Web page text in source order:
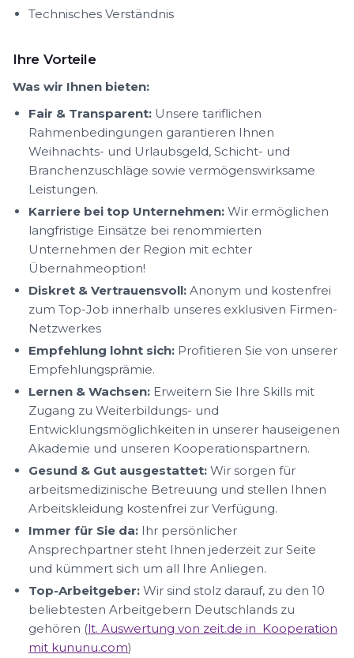
Technisches Verständnis
Ihre Vorteile
Was wir Ihnen bieten:
Fair & Transparent: Unsere tariflichen
Rahmenbedingungen garantieren Ihnen
Weihnachts- und Urlaubsgeld, Schicht- und
Branchenzuschläge sowie vermögenswirksame
Leistungen.
Karriere bei top Unternehmen: Wir ermöglichen
langfristige Einsätze bei renommierten
Unternehmen der Region mit echter
Übernahmeoption!
Diskret & Vertrauensvoll: Anonym und kostenfrei
zum Top-Job innerhalb unseres exklusiven Firmen-
Netzwerkes
Empfehlung lohnt sich: Profitieren Sie von unserer
Empfehlungsprämie.
Lernen & Wachsen: Erweitern Sie Ihre Skills mit
Zugang zu Weiterbildungs- und
Entwicklungsmöglichkeiten in unserer hauseigenen
Akademie und unseren Kooperationspartnern.
Gesund & Gut ausgestattet: Wir sorgen für
arbeitsmedizinische Betreuung und stellen Ihnen
Arbeitskleidung kostenfrei zur Verfügung.
Immer für Sie da: Ihr persönlicher
Ansprechpartner steht Ihnen jederzeit zur Seite
und kümmert sich um all Ihre Anliegen.
Top-Arbeitgeber: Wir sind stolz darauf, zu den 10
beliebtesten Arbeitgebern Deutschlands zu
gehören (lt. Auswertung von zeit.de in Kooperation
mit kununu.com)